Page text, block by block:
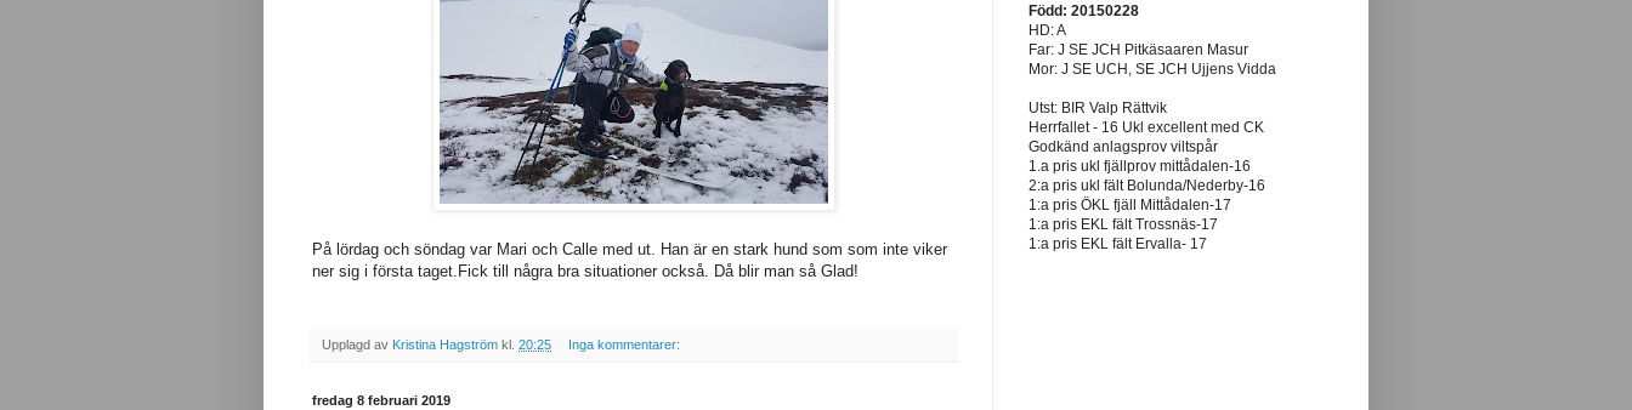
På lördag och söndag var Mari och Calle med ut. Han är en stark hund som som inte viker
ner sig i första taget.Fick till några bra situationer också. Då blir man så Glad!
Upplagd av Kristina Hagström kl. 20:25 Inga kommentarer:
fredag 8 februari 2019
Född: 20150228
HD: A
Far: J SE JCH Pitkäsaaren Masur
Mor: J SE UCH, SE JCH Ujjens Vidda
Utst: BIR Valp Rättvik
Herrfallet - 16 Ukl excellent med CK
Godkänd anlagsprov viltspår
1.a pris ukl fjällprov mittådalen-16
2:a pris ukl fält Bolunda/Nederby-16
1:a pris ÖKL fjäll Mittådalen-17
1:a pris EKL fält Trossnäs-17
1:a pris EKL fält Ervalla- 17